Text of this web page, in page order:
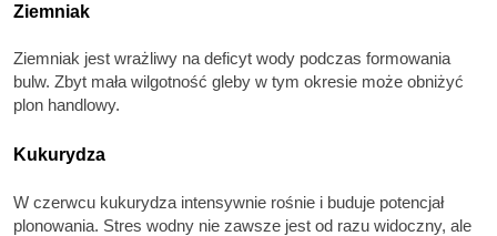
Ziemniak
Ziemniak jest wrażliwy na deficyt wody podczas formowania
bulw. Zbyt mała wilgotność gleby w tym okresie może obniżyć
plon handlowy.
Kukurydza
W czerwcu kukurydza intensywnie rośnie i buduje potencjał
plonowania. Stres wodny nie zawsze jest od razu widoczny, ale